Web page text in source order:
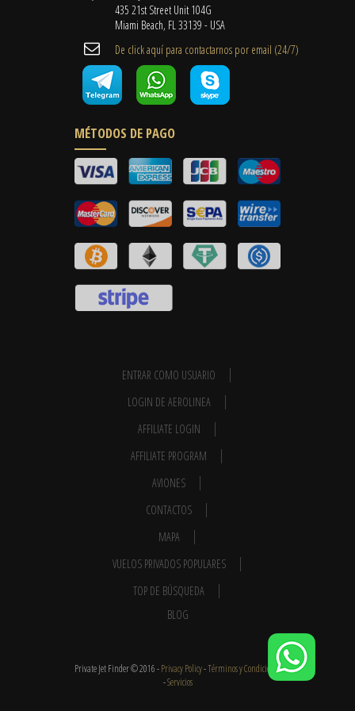
435 21st Street Unit 104G
Miami Beach, FL 33139 - USA
De click aquí para contactarnos por email ​(24/7)
MÉTODOS DE PAGO
ENTRAR COMO USUARIO
LOGIN DE AEROLINEA
AFFILIATE LOGIN
AFFILIATE PROGRAM
AVIONES
CONTACTOS
MAPA
VUELOS PRIVADOS POPULARES
TOP DE BÚSQUEDA
BLOG
Private Jet Finder © 2016 -Privacy Policy-Términos y Condiciones
-Servicios